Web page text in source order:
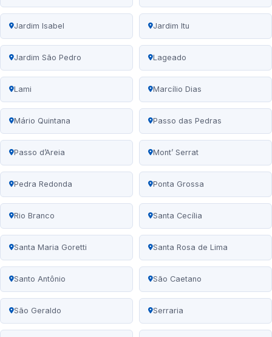
Jardim Isabel Jardim Itu
Jardim São Pedro Lageado
Lami Marcílio Dias
Mário Quintana Passo das Pedras
Passo d’Areia Mont’ Serrat
Pedra Redonda Ponta Grossa
Rio Branco Santa Cecília
Santa Maria Goretti Santa Rosa de Lima
Santo Antônio São Caetano
São Geraldo Serraria